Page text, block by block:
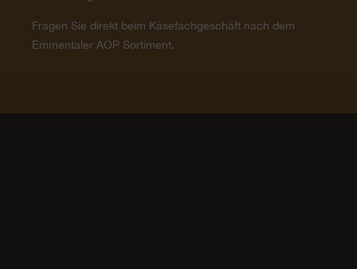
Fragen Sie direkt beim Käsefachgeschäft nach dem
Emmentaler AOP Sortiment.